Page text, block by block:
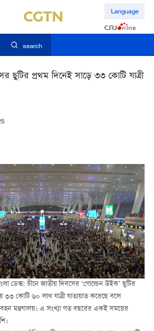
Language
search
ছুটির প্রথম দিনেই সাড়ে ৩৩ কোটি যাত্রী
ডেস্ক: চীনে জাতীয় দিবসের ‘গোল্ডেন উইক’ ছুটির
৩৩ কোটি ৬০ লাখ যাত্রী যাতায়াত করেছে বলে
মন্ত্রণালয়। এ সংখ্যা গত বছরের একই সময়ের